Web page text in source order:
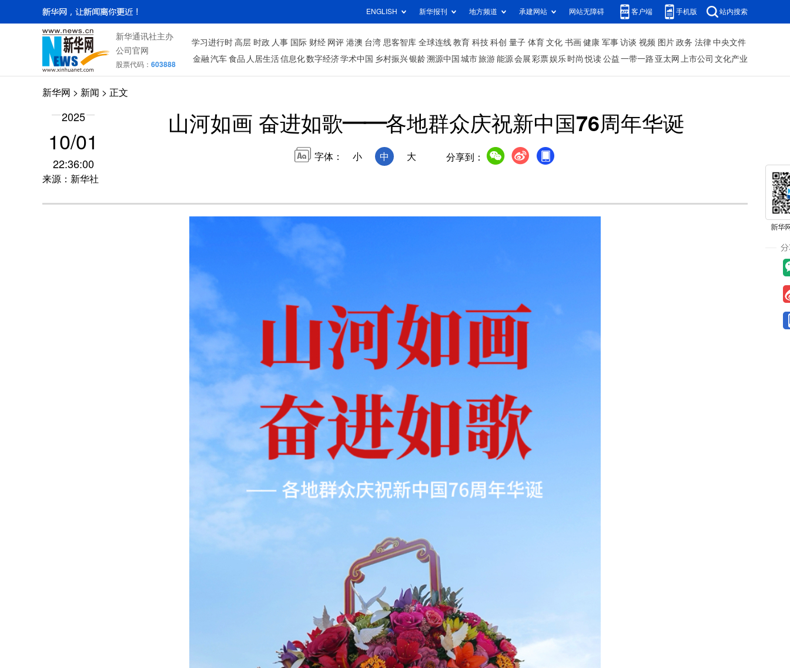
ENGLISH 新华报刊 地方频道 承建网站 网站无障碍 客户端 手机版 站内搜索
新华通讯社主办
公司官网
股票代码： 603888
学习进行时 高层 时政 人事 国际 财经 网评 港澳 台湾 思客智库 全球连线 教育 科技 科创 量子 体育 文化 书画 健康 军事 访谈 视频 图片 政务 法律 中央文件
金融 汽车 食品 人居生活信息化数字经济学术中国 乡村振兴银龄溯源中国 城市旅游 能源 会展 彩票娱乐 时尚 悦读 公益 一带一路 亚太网 上市公司 文化产业
新华网 > 新闻 > 正文
2025
10/01
22:36:00
来源：新华社
山河如画 奋进如歌——各地群众庆祝新中国76周年华诞
字体： 小 中 大 分享到：